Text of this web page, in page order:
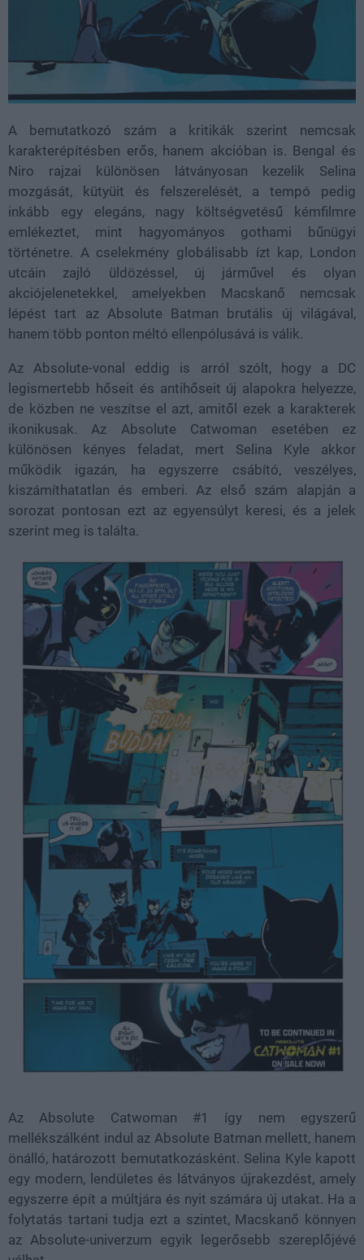
A bemutatkozó szám a kritikák szerint nemcsak
karakterépítésben erős, hanem akcióban is. Bengal és
Niro rajzai különösen látványosan kezelik Selina
mozgását, kütyüit és felszerelését, a tempó pedig
inkább egy elegáns, nagy költségvetésű kémfilmre
emlékeztet, mint hagyományos gothami bűnügyi
történetre. A cselekmény globálisabb ízt kap, London
utcáin zajló üldözéssel, új járművel és olyan
akciójelenetekkel, amelyekben Macskanő nemcsak
lépést tart az Absolute Batman brutális új világával,
hanem több ponton méltó ellenpólusává is válik.
Az Absolute-vonal eddig is arról szólt, hogy a DC
legismertebb hőseit és antihőseit új alapokra helyezze,
de közben ne veszítse el azt, amitől ezek a karakterek
ikonikusak. Az Absolute Catwoman esetében ez
különösen kényes feladat, mert Selina Kyle akkor
működik igazán, ha egyszerre csábító, veszélyes,
kiszámíthatatlan és emberi. Az első szám alapján a
sorozat pontosan ezt az egyensúlyt keresi, és a jelek
szerint meg is találta.
Az Absolute Catwoman #1 így nem egyszerű
mellékszálként indul az Absolute Batman mellett, hanem
önálló, határozott bemutatkozásként. Selina Kyle kapott
egy modern, lendületes és látványos újrakezdést, amely
egyszerre épít a múltjára és nyit számára új utakat. Ha a
folytatás tartani tudja ezt a szintet, Macskanő könnyen
az Absolute-univerzum egyik legerősebb szereplőjévé